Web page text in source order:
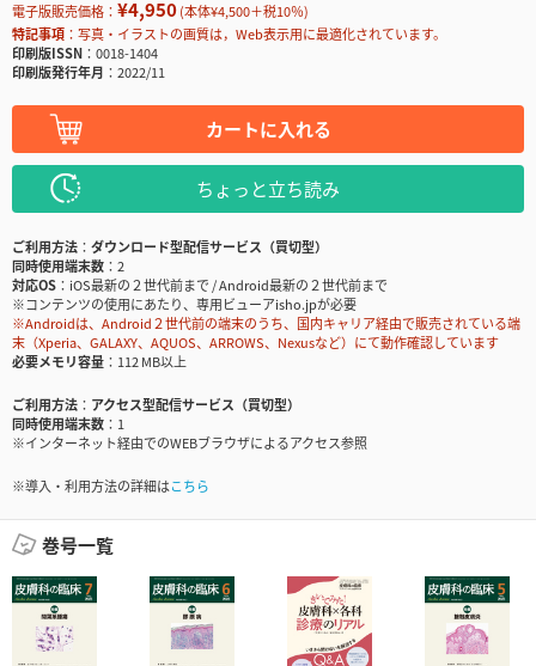
電子版販売価格： ¥4,950(本体¥4,500＋税10％)
特記事項
写真・イラストの画質は，Web表示用に最適化されています。
印刷版ISSN
0018-1404
印刷版発行年月
2022/11
カートに入れる
ちょっと立ち読み
ご利用方法
ダウンロード型配信サービス（買切型）
同時使用端末数
2
対応OS
iOS最新の２世代前まで / Android最新の２世代前まで
※コンテンツの使用にあたり、専用ビューアisho.jpが必要
※Androidは、Android２世代前の端末のうち、国内キャリア経由で販売されている端
末（Xperia、GALAXY、AQUOS、ARROWS、Nexusなど）にて動作確認しています
必要メモリ容量
112 MB以上
ご利用方法
アクセス型配信サービス（買切型）
同時使用端末数
1
※インターネット経由でのWEBブラウザによるアクセス参照
※導入・利用方法の詳細はこちら
巻号一覧